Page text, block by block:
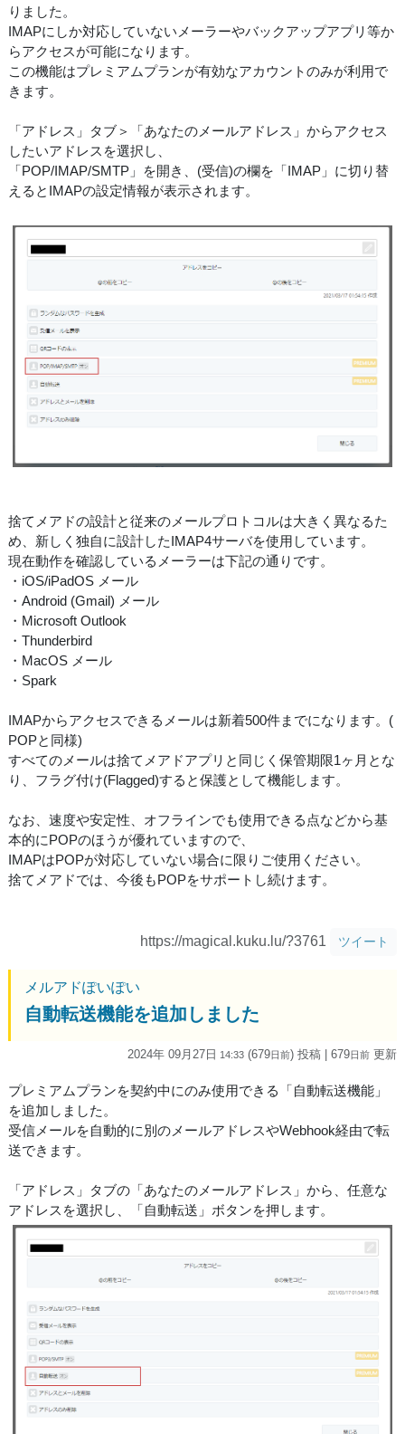
りました。
IMAPにしか対応していないメーラーやバックアップアプリ等か
らアクセスが可能になります。
この機能はプレミアムプランが有効なアカウントのみが利用で
きます。
「アドレス」タブ＞「あなたのメールアドレス」からアクセス
したいアドレスを選択し、
「POP/IMAP/SMTP」を開き、(受信)の欄を「IMAP」に切り替
えるとIMAPの設定情報が表示されます。
捨てメアドの設計と従来のメールプロトコルは大きく異なるた
め、新しく独自に設計したIMAP4サーバを使用しています。
現在動作を確認しているメーラーは下記の通りです。
・iOS/iPadOS メール
・Android (Gmail) メール
・Microsoft Outlook
・Thunderbird
・MacOS メール
・Spark
IMAPからアクセスできるメールは新着500件までになります。(
POPと同様)
すべてのメールは捨てメアドアプリと同じく保管期限1ヶ月とな
り、フラグ付け(Flagged)すると保護として機能します。
なお、速度や安定性、オフラインでも使用できる点などから基
本的にPOPのほうが優れていますので、
IMAPはPOPが対応していない場合に限りご使用ください。
捨てメアドでは、今後もPOPをサポートし続けます。
https://magical.kuku.lu/?3761 ツイート
メルアドぽいぽい
自動転送機能を追加しました
2024年 09月27日 14:33 (679日前) 投稿 | 679日前 更新
プレミアムプランを契約中にのみ使用できる「自動転送機能」
を追加しました。
受信メールを自動的に別のメールアドレスやWebhook経由で転
送できます。
「アドレス」タブの「あなたのメールアドレス」から、任意な
アドレスを選択し、「自動転送」ボタンを押します。